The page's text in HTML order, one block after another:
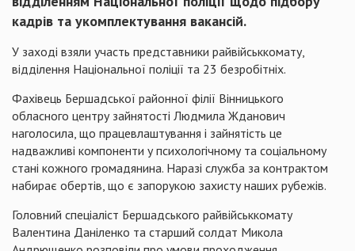
кадрів та укомплектування вакансій.
У заході взяли участь представники райвійськкомату,
відділення Національної поліції та 23 безробітніх.
Фахівець Бершадської районної філії Вінницького
обласного центру зайнятості Людмила Жданович
наголосила, що працевлаштування і зайнятість це
надважливі компоненти у психологічному та соціальному
стані кожного громадянина. Наразі служба за контрактом
набирає обертів, що є запорукою захисту наших рубежів.
Головний спеціаліст Бершадського райвійськкомату
Валентина Даніленко та старший солдат Микола